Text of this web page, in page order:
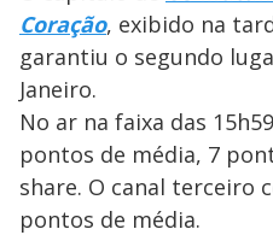
Coração, exibido na
garantiu o segundo
Janeiro.
No ar na faixa das
pontos de média, 7
share. O canal terceiro
pontos de média.